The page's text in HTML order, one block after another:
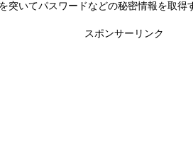
いてパスワードなどの秘密情報を取
スポンサーリンク